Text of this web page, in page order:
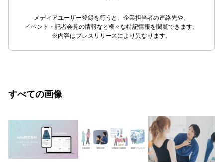
メディアユーザー登録を行うと、企業担当者の連絡先や、
イベント・記者会見の情報など様々な特記情報を閲覧できます。
※内容はプレスリリースにより異なります。
すべての画像